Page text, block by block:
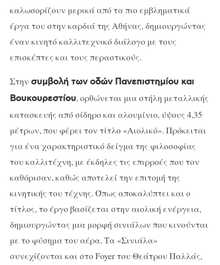
καλωσορίζουν μερικά από τα πιο εμβληματικά
έργα του στην καρδιά της Αθήνας, δημιουργώντας
έναν κινητό καλλιτεχνικό διάλογο με τους
επισκέπτες και τους περαστικούς.
Στην συμβολή των οδών Πανεπιστημίου και
Βουκουρεστίου, ορθώνεται μια στήλη μεταλλικής
κατασκευής από σίδηρο και αλουμίνιο, ύψους 4,35
μέτρων, που φέρει τον τίτλο «Αιολικό». Πρόκειται
για ένα χαρακτηριστικό δείγμα της φιλοσοφίας
του καλλιτέχνη, με έκδηλες τις επιρροές που τον
καθόρισαν, καθώς αποτελεί την επιτομή της
κινητικής του τέχνης. Όπως αποκαλύπτει και ο
τίτλος, το έργο βασίζεται στην αιολική ενέργεια,
δημιουργώντας μια μορφή σινιάλων που κινούνται
με το φύσημα του αέρα. Τα «Σινιάλα»
συνεχίζονται και στο Foyer του Θεάτρου Παλλάς,